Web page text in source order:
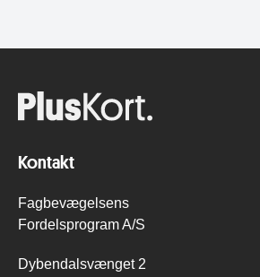
Kontakt
Fagbevægelsens
Fordelsprogram A/S
Dybendalsvænget 2